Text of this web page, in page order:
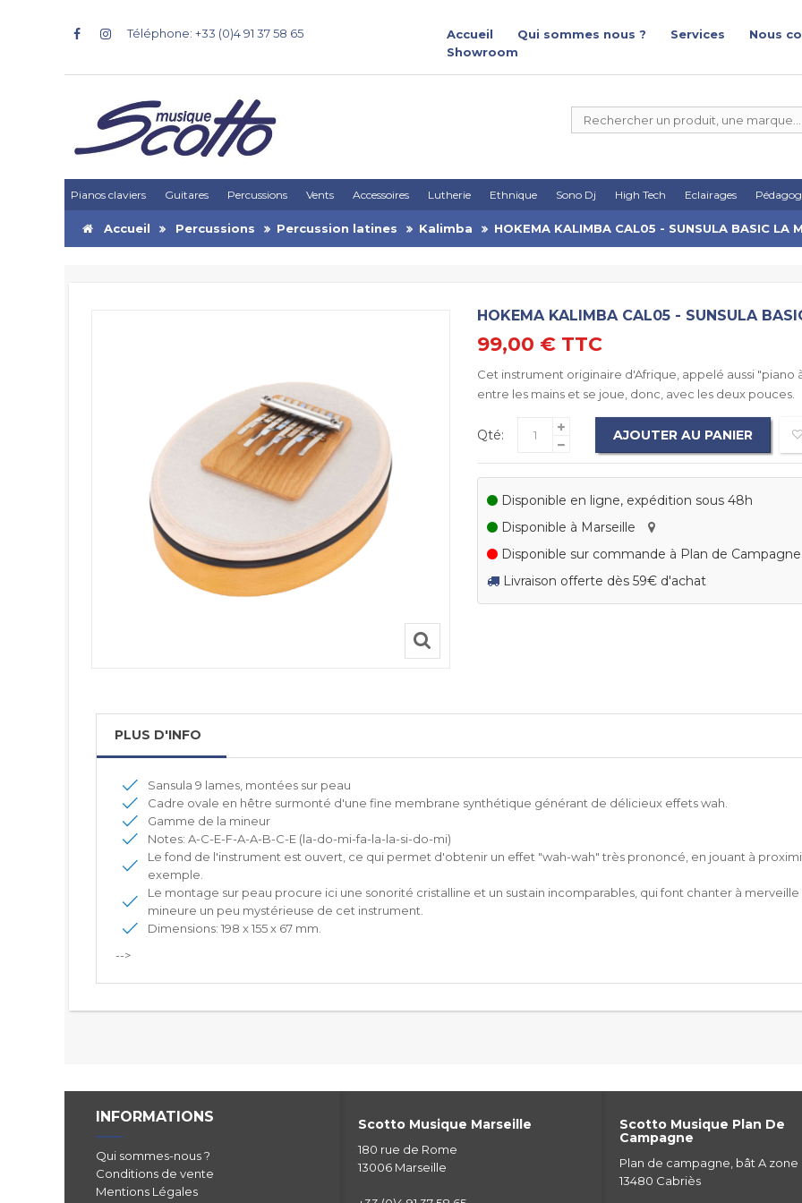
Téléphone: +33 (0)4 91 37 58 65 Accueil Qui sommes nous ? Services
Nous
Showroom
Pianos claviers Guitares Percussions Vents Accessoires Lutherie Ethnique Sono Dj High Tech Eclairages
Accueil Percussions Percussion latines Kalimba HOKEMA KALIMBA CAL05 - SUNSULA BASIC LA
HOKEMA KALIMBA CAL05 - SUNSULA
99,00 € TTC
Cet instrument originaire d'Afrique, appelé aussi "piano
entre les mains et se joue, donc, avec les deux pouces.
Qté: AJOUTER AU PANIER
Disponible en ligne, expédition sous 48h
Disponible à Marseille
Disponible sur commande à Plan de
Livraison offerte dès 59€ d'achat
PLUS D'INFO
Sansula 9 lames, montées sur peau
Cadre ovale en hêtre surmonté d'une fine membrane synthétique générant de délicieux effets wah.
Gamme de la mineur
Notes: A-C-E-F-A-A-B-C-E (la-do-mi-fa-la-la-si-do-mi)
Le fond de l'instrument est ouvert, ce qui permet d'obtenir un effet "wah-wah" très prononcé, en jouant à
exemple.
Le montage sur peau procure ici une sonorité cristalline et un sustain incomparables, qui font chanter à
mineure un peu mystérieuse de cet instrument.
Dimensions: 198 x 155 x 67 mm.
-->
INFORMATIONS
Qui sommes-nous ?
Conditions de vente
Mentions Légales
Scotto Musique Marseille
180 rue de Rome
13006 Marseille
Scotto Musique Plan De
Campagne
Plan de campagne, bât A zone
13480 Cabriès